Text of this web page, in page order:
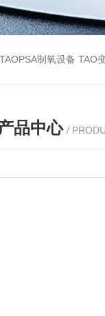
TAOPSA制氧设备 TAO
品中心 /